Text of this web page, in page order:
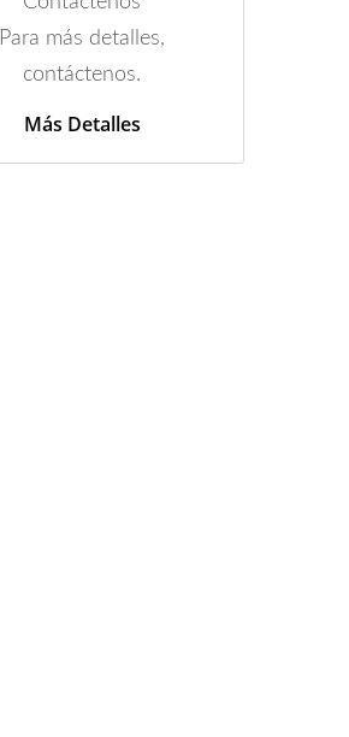
Para más detalles,
contáctenos.
Más Detalles